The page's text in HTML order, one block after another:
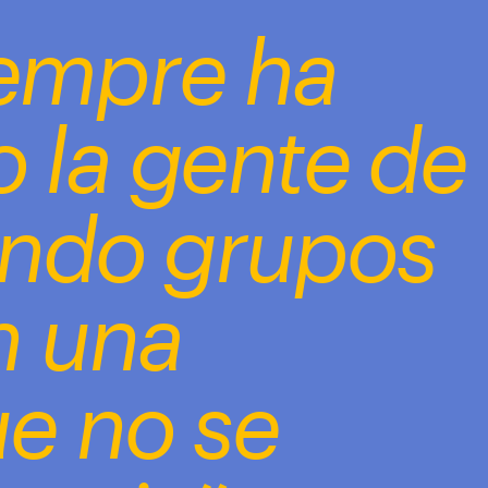
ha
la gente de
grupos
una
no se
“El Mañana
que podría
muerte”